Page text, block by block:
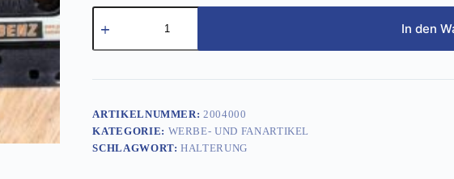
Musikkassette
PAUL!
In den
ARTIKELNUMMER:2004000
KATEGORIE: WERBE- UND FANARTIKEL
SCHLAGWORT:HALTERUNG